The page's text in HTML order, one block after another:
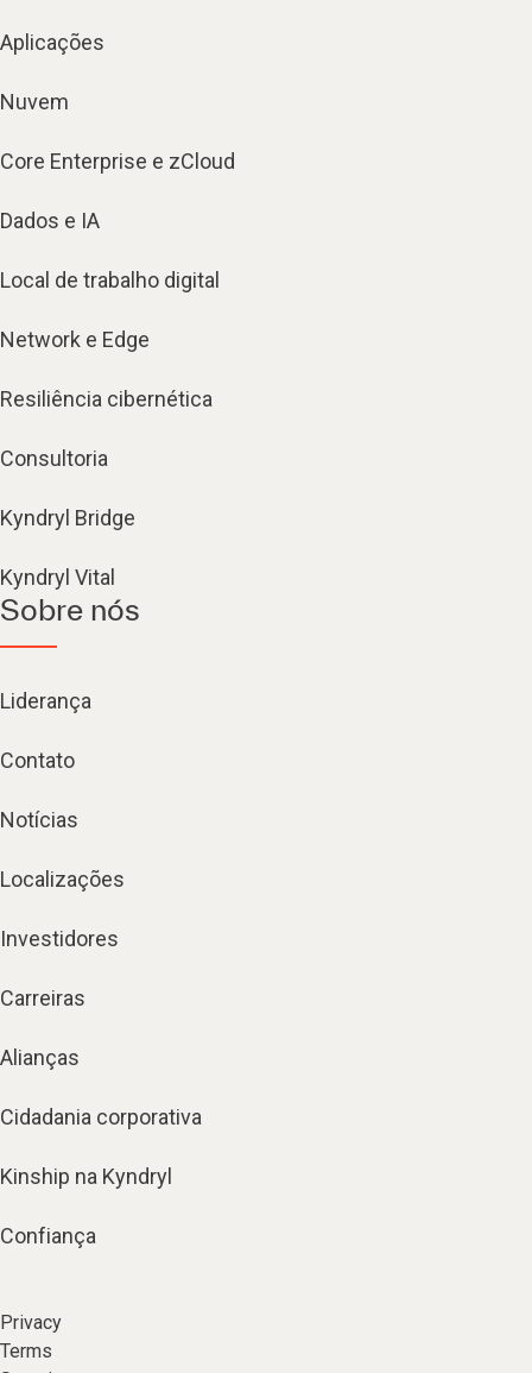
Aplicações
Nuvem
Core Enterprise e zCloud
Dados e IA
Local de trabalho digital
Network e Edge
Resiliência cibernética
Consultoria
Kyndryl Bridge
Kyndryl Vital
Sobre nós
Liderança
Contato
Notícias
Localizações
Investidores
Carreiras
Alianças
Cidadania corporativa
Kinship na Kyndryl
Confiança
Privacy
Terms